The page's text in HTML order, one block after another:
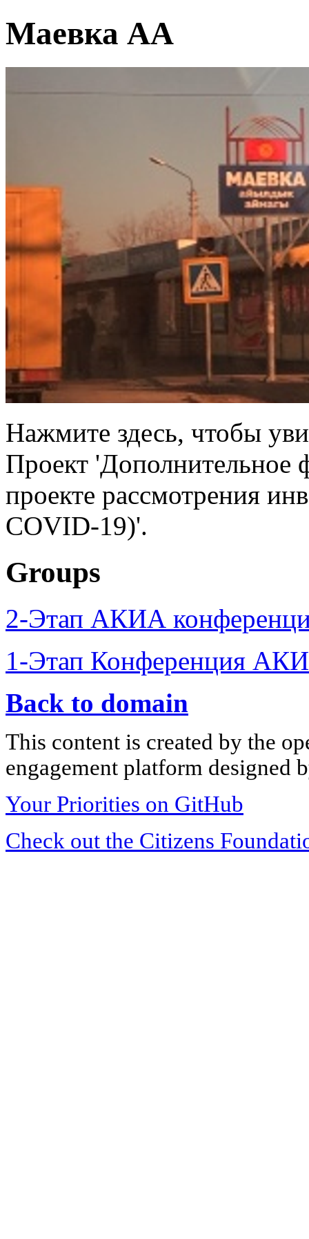
Маевка АА
Нажмите здесь, чтобы
Проект 'Дополнительное
проекте рассмотрения
COVID-19)'.
Groups
2-Этап АКИА
1-Этап Конференция
Back to domain
This content is created by the
engagement platform designed
Your Priorities on GitHub
Check out the Citizens